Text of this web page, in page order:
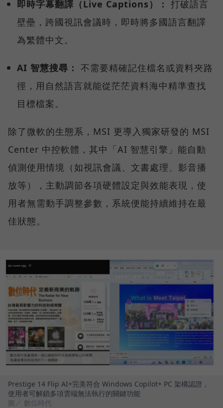
即時字幕翻譯（Live Captions）： 打破語言
壁壘，跨國視訊會議時，即時將多國語言翻譯
為繁體中文。
AI 智慧搜尋： 不需要精確記住檔名或資料夾路
徑，用自然語言就能從茫茫資料海中精準查找
目標檔案。
除了微軟的生態系，MSI 更導入獨家研發的 MSI
Center 中控軟體，其中「AI 智慧引擎」能自動
偵測使用情境（如視訊會議、文書處理、影音播
放等），主動調節各項硬體設定與效能表現，使
用者無需動手調整參數，系統便能持續維持在最
佳狀態。
Prestige 14 Flip AI+完美符合 Windows Copilot+ PC 架構認證，
使用者可解鎖多項雲端無法執行的關鍵功能
圖／ 數位時代